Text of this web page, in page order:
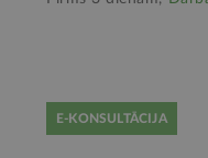
E-KONSULTĀCIJA